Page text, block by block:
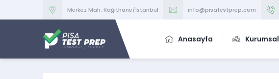
Merkez Mah. Kağıthane/İstanbul info@pisatestprep.com
Anasayfa Kurumsal